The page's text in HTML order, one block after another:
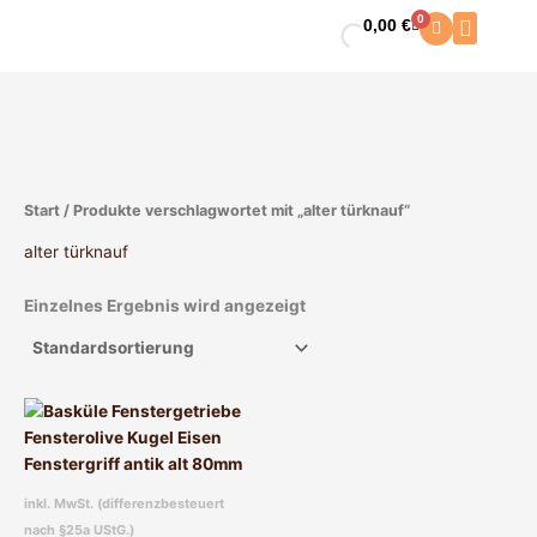
0,00€ 0
Warenkorb
Start / Produkte verschlagwortet mit „alter türknauf“
alter türknauf
Einzelnes Ergebnis wird angezeigt
inkl. MwSt. (differenzbesteuert
nach §25a UStG.)
Dieses
Produkt
weist
Varianten